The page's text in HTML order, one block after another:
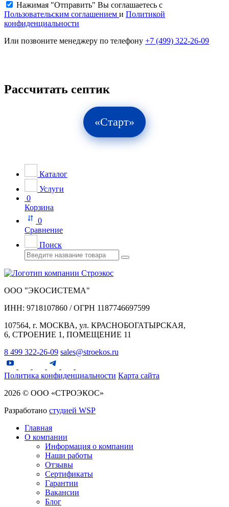
Нажимая "Отправить" Вы соглашаетесь с
Пользовательским соглашением и Политикой
конфиденциальности
Или позвоните менеджеру по телефону +7 (499) 322-26-09
Рассчитать септик
«Старт»
Каталог
Услуги
0
Корзина
0
Сравнение
Поиск
ООО "ЭКОСИСТЕМА"
ИНН: 9718107860 / ОГРН 1187746697599
107564, г. МОСКВА, ул. КРАСНОБОГАТЫРСКАЯ,
6, СТРОЕНИЕ 1, ПОМЕЩЕНИЕ 11
8 499 322-26-09 sales@stroekos.ru
Политика конфиденциальности Карта сайта
2026 © ООО «СТРОЭКОС»
Разработано студией WSP
Главная
О компании
Информация о компании
Наши работы
Отзывы
Сертификаты
Гарантии
Вакансии
Блог